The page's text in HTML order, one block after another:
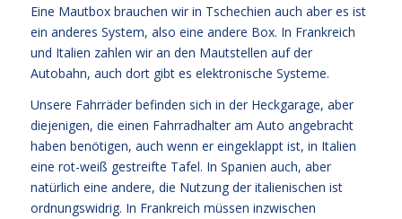
Eine Mautbox brauchen wir in Tschechien auch aber es ist
ein anderes System, also eine andere Box. In Frankreich
und Italien zahlen wir an den Mautstellen auf der
Autobahn, auch dort gibt es elektronische Systeme.
Unsere Fahrräder befinden sich in der Heckgarage, aber
diejenigen, die einen Fahrradhalter am Auto angebracht
haben benötigen, auch wenn er eingeklappt ist, in Italien
eine rot-weiß gestreifte Tafel. In Spanien auch, aber
natürlich eine andere, die Nutzung der italienischen ist
ordnungswidrig. In Frankreich müssen inzwischen